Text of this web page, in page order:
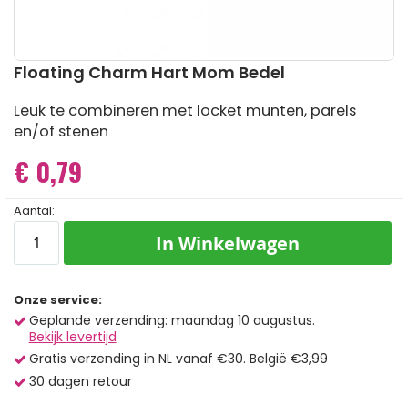
Ga
het
begin
van
afbeeldingen-
gallerij
Floating Charm Hart Mom Bedel
Leuk te combineren met locket munten, parels
en/of stenen
€ 0,79
Aantal:
In Winkelwagen
Onze service:
Geplande verzending: maandag 10 augustus.
Bekijk levertijd
Gratis verzending in NL vanaf €30. België €3,99
30 dagen retour